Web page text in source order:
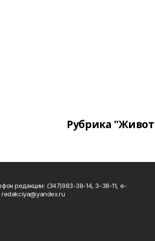
Рубрика
редакции: (347)983-38-14, 3-38-11, e-
redakciya@yandex.ru